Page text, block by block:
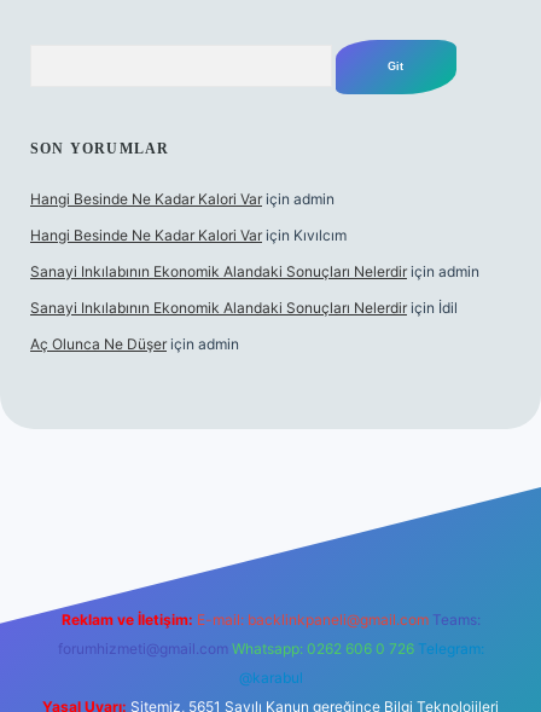
SON YORUMLAR
Hangi Besinde Ne Kadar Kalori Var için admin
Hangi Besinde Ne Kadar Kalori Var için Kıvılcım
Sanayi Inkılabının Ekonomik Alandaki Sonuçları Nelerdir için admin
Sanayi Inkılabının Ekonomik Alandaki Sonuçları Nelerdir için İdil
Aç Olunca Ne Düşer için admin
Reklam ve İletişim: E-mail: backlinkpaneli@gmail.com Teams:
forumhizmeti@gmail.com Whatsapp: 0262 606 0 726 Telegram:
@karabul
Yasal Uyarı: Sitemiz, 5651 Sayılı Kanun gereğince Bilgi Teknolojileri